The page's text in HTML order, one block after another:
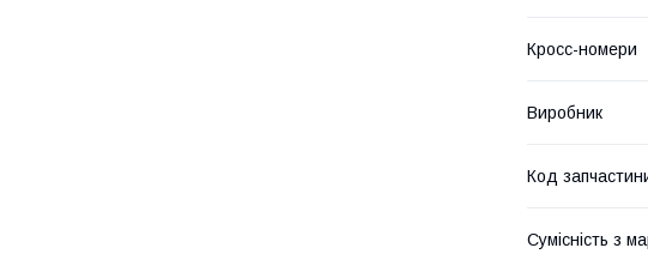
Кросс-номери
Виробник
Код
Сумісність з